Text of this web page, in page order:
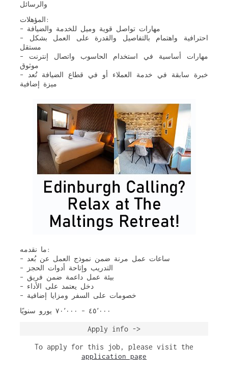
والرسائل
المؤهلات:
– مهارات تواصل قوية وميل للخدمة والضيافة
– احترافية واهتمام بالتفاصيل والقدرة على العمل بشكل
مستقل
– مهارات أساسية في استخدام الحاسوب واتصال إنترنت
موثوق
– خبرة سابقة في خدمة العملاء أو في قطاع الضيافة تُعد
ميزة إضافية
ما نقدمه:
– ساعات عمل مرنة ضمن نموذج العمل عن بُعد
– التدريب وإتاحة أدوات الحجز
– بيئة عمل داعمة ضمن فريق
– دخل يعتمد على الأداء
– خصومات على السفر ومزايا إضافية
٤٥٬٠٠٠ – ٧٠٬٠٠٠ يورو سنويًا
Apply info ->
To apply for this job, please visit the
application page